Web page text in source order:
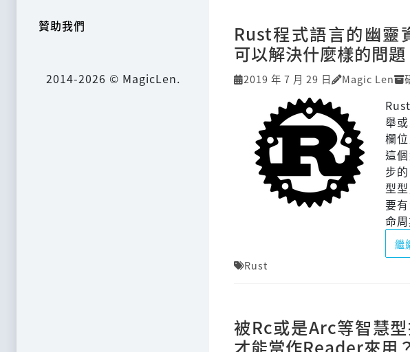
贊助我們
2014-2026 © MagicLen.
Rust程式語言的幽
可以解決什麼樣的問題
2019 年 7 月 29 日 Magic Len
舉
欄
這
步
型
要
命
繼
Rust
被Rc或是Arc等智慧
才能當作Reader來用